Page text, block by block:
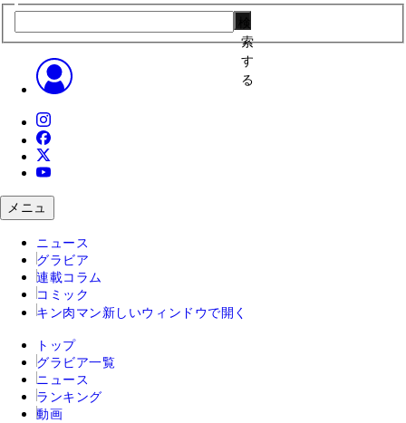
索
す
る
メニュ
ニュース
グラビア
連載コラム
コミック
キン肉マン 新しいウィンドウで開く
トップ
グラビア一覧
ニュース
ランキング
動画